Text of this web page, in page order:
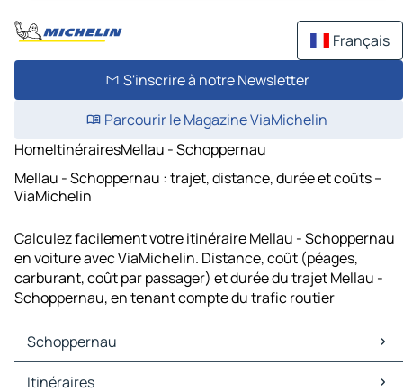
Français
S'inscrire à notre Newsletter
Parcourir le Magazine ViaMichelin
HomeItinérairesMellau - Schoppernau
Mellau - Schoppernau : trajet, distance, durée et coûts –
ViaMichelin
Calculez facilement votre itinéraire Mellau - Schoppernau
en voiture avec ViaMichelin. Distance, coût (péages,
carburant, coût par passager) et durée du trajet Mellau -
Schoppernau, en tenant compte du trafic routier
Schoppernau
Schoppernau Cartes et plans
Itinéraires